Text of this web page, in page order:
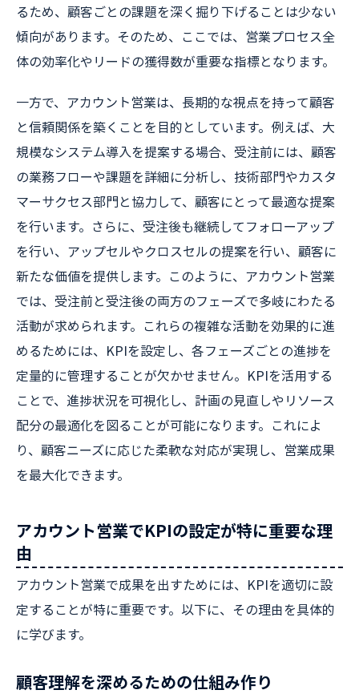
るため、顧客ごとの課題を深く掘り下げることは少ない
傾向があります。そのため、ここでは、営業プロセス全
体の効率化やリードの獲得数が重要な指標となります。
一方で、アカウント営業は、長期的な視点を持って顧客
と信頼関係を築くことを目的としています。例えば、大
規模なシステム導入を提案する場合、受注前には、顧客
の業務フローや課題を詳細に分析し、技術部門やカスタ
マーサクセス部門と協力して、顧客にとって最適な提案
を行います。さらに、受注後も継続してフォローアップ
を行い、アップセルやクロスセルの提案を行い、顧客に
新たな価値を提供します。このように、アカウント営業
では、受注前と受注後の両方のフェーズで多岐にわたる
活動が求められます。これらの複雑な活動を効果的に進
めるためには、KPIを設定し、各フェーズごとの進捗を
定量的に管理することが欠かせません。KPIを活用する
ことで、進捗状況を可視化し、計画の見直しやリソース
配分の最適化を図ることが可能になります。これによ
り、顧客ニーズに応じた柔軟な対応が実現し、営業成果
を最大化できます。
アカウント営業でKPIの設定が特に重要な理
由
アカウント営業で成果を出すためには、KPIを適切に設
定することが特に重要です。以下に、その理由を具体的
に学びます。
顧客理解を深めるための仕組み作り